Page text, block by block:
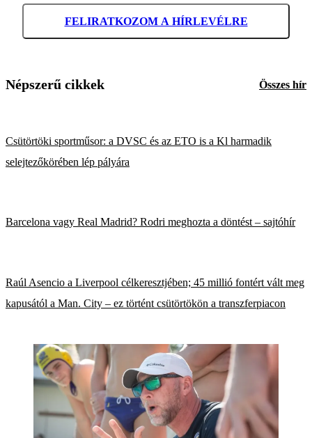
FELIRATKOZOM A HÍRLEVÉLRE
Népszerű cikkek Összes hír
Csütörtöki sportműsor: a DVSC és az ETO is a Kl harmadik
selejtezőkörében lép pályára
Barcelona vagy Real Madrid? Rodri meghozta a döntést – sajtóhír
Raúl Asencio a Liverpool célkeresztjében; 45 millió fontért vált meg
kapusától a Man. City – ez történt csütörtökön a transzferpiacon